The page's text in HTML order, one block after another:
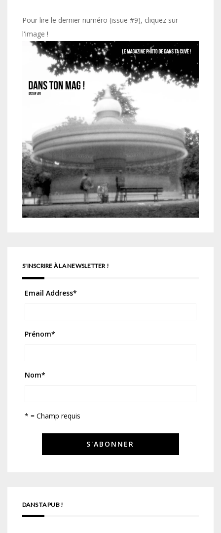
Pour lire le dernier numéro (issue #9), cliquez sur
l'image !
S'INSCRIRE À LA NEWSLETTER !
Email Address*
Prénom*
Nom*
* = Champ requis
DANS TA PUB !